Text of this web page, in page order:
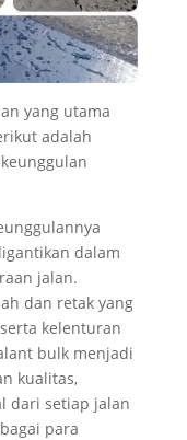
yang utama
adalah
dalam
jalan.
dan retak yang
kelenturan
bulk menjadi
kualitas,
dari setiap jalan
para